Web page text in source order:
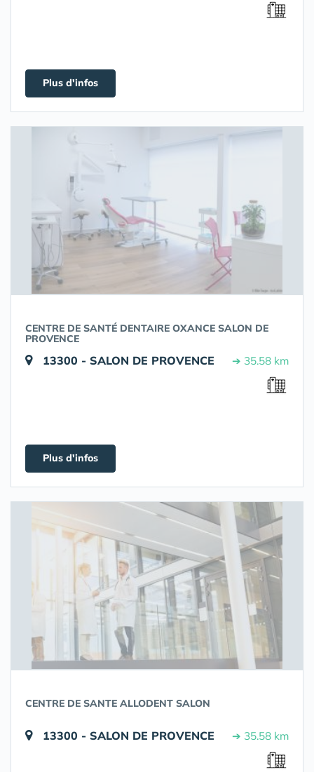
Plus d'infos
CENTRE DE SANTÉ DENTAIRE OXANCE SALON DE
PROVENCE
13300 - SALON DE PROVENCE ➔ 35.58 km
Plus d'infos
CENTRE DE SANTE ALLODENT SALON
13300 - SALON DE PROVENCE ➔ 35.58 km